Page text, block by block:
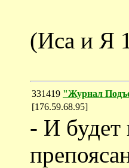
(Иса и Я
331419 "Журнал
[176.59.68.95]
- И будет